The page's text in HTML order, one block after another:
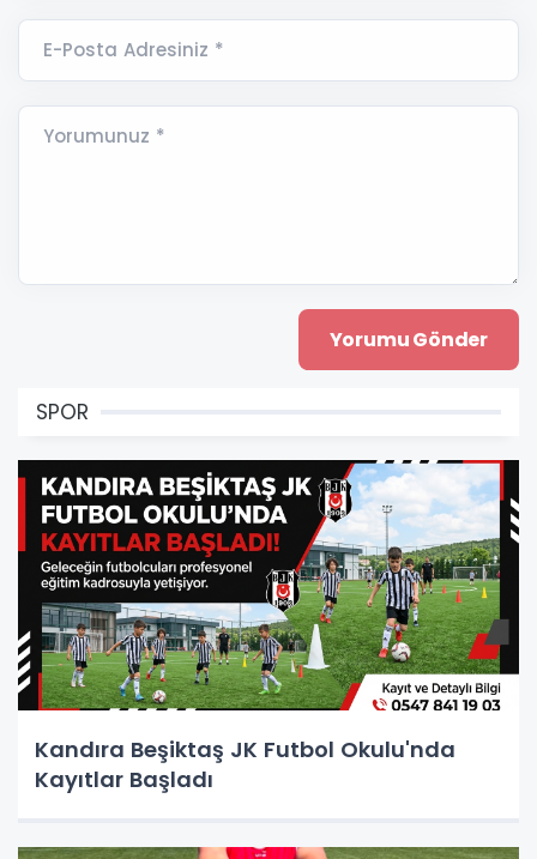
E-Posta Adresiniz *
Yorumunuz *
SPOR
Kandıra Beşiktaş JK Futbol Okulu'nda
Kayıtlar Başladı